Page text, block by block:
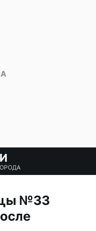
№33